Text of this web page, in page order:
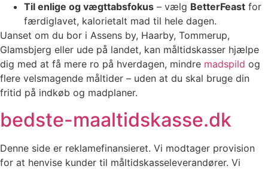
Til enlige og vægttabsfokus – vælg BetterFeast for
færdiglavet, kalorietalt mad til hele dagen.
Uanset om du bor i Assens by, Haarby, Tommerup,
Glamsbjerg eller ude på landet, kan måltidskasser hjælpe
dig med at få mere ro på hverdagen, mindre madspild og
flere velsmagende måltider – uden at du skal bruge din
fritid på indkøb og madplaner.
bedste-maaltidskasse.dk
Denne side er reklamefinansieret. Vi modtager provision
for at henvise kunder til måltidskasseleverandører. Vi